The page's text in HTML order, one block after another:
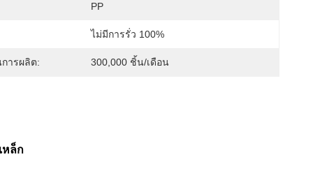
PP
ไม่มีการรั่ว 100%
ารผลิต: 300,000 ชิ้น/เดือน
หล็ก